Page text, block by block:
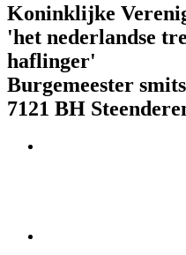
Koninklijke
'het nederlandse
haflinger'
Burgemeester
7121 BH